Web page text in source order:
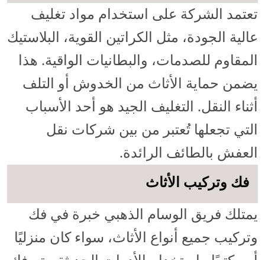
تعتمد الشركة على استخدام مواد تغليف
عالية الجودة، مثل الكراتين القوية، البلاستيك
المقاوم للصدمات، والبطانيات الواقية. هذا
يضمن حماية الأثاث من الخدوش أو التلف
أثناء النقل. التغليف الجيد هو أحد الأسباب
التي تجعلها تُعتبر من بين شركات نقل
العفش بالطائف الرائدة.
فك وتركيب الأثاث
يمتلك فريق الوسام الذهبي خبرة في فك
وتركيب جميع أنواع الأثاث، سواء كان منزليًا